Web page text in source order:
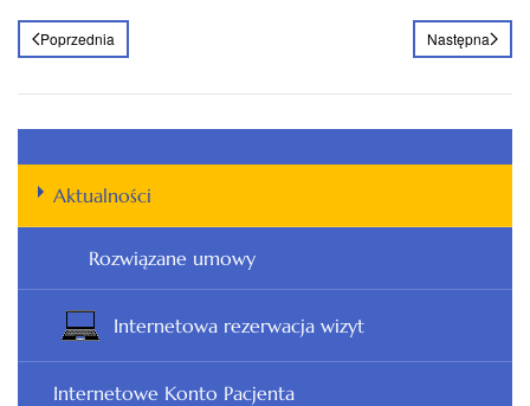
Poprzednia Następna
Aktualności
Rozwiązane umowy
Internetowa rezerwacja wizyt
Internetowe Konto Pacjenta